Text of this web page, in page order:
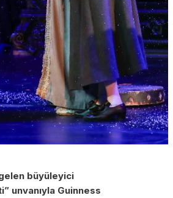
büyüleyici
unvanıyla Guinness